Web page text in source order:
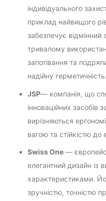
індивідуального
приклад найвищого
забезпечує
тривалому
запотівання та
надійну герметичність.
JSP— компанія, що
інноваційних засобів
вирізняються
вагою та стійкістю
Swiss One —
елегантний дизайн із
характеристиками.
зручністю, точністю